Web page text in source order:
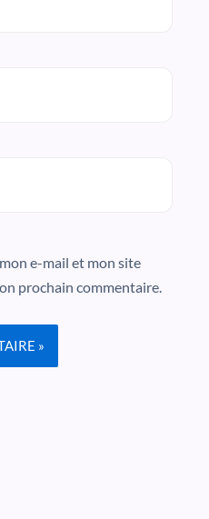
e-mail et mon site
prochain commentaire.